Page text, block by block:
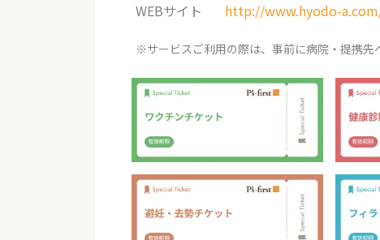
WEBサイト http://www.hyodo-
※サービスご利用の際は、事前に病院・提携先